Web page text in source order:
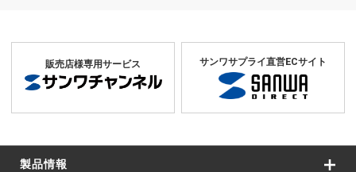
販売店様専用サービス サンワサプライ直営ECサイト
製品情報